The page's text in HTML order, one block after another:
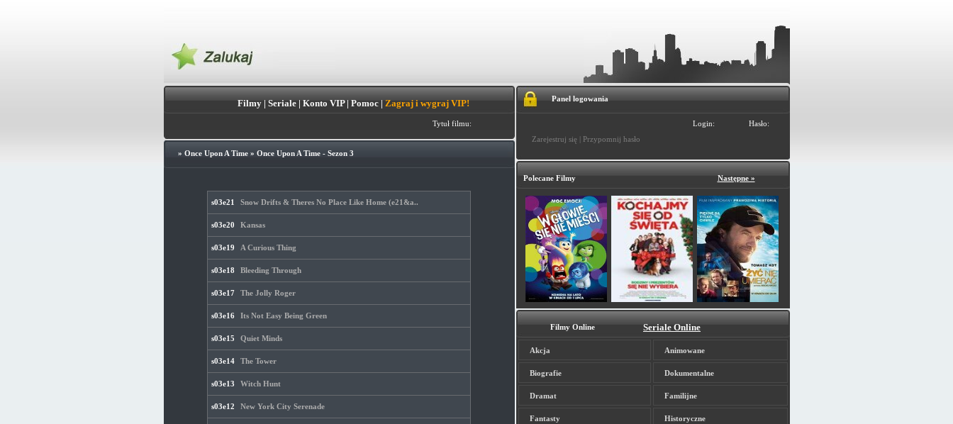
Filmy| Seriale| Konto VIP| Pomoc| Zagraj i wygraj VIP!
Tytuł filmu:
» Once Upon A Time» Once Upon A Time - Sezon 3
s03e21 Snow Drifts & Theres No Place Like Home (e21&a..
s03e20 Kansas
s03e19 A Curious Thing
s03e18 Bleeding Through
s03e17 The Jolly Roger
s03e16 Its Not Easy Being Green
s03e15 Quiet Minds
s03e14 The Tower
s03e13 Witch Hunt
s03e12 New York City Serenade
Panel logowania
Login:
Hasło:
Zarejestruj się | Przypomnij hasło
Polecane Filmy Następne »
Filmy Online Seriale Online
Akcja Animowane
Biografie Dokumentalne
Dramat Familijne
Fantasty Historyczne